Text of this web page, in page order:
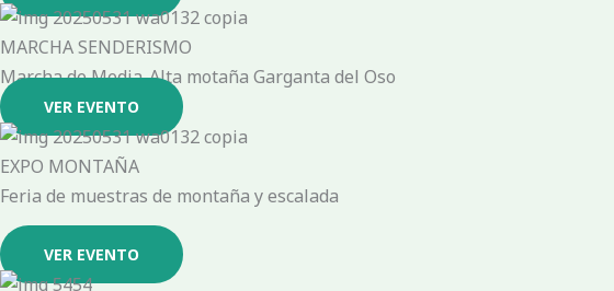
MARCHA SENDERISMO
Marcha de Media-Alta motaña Garganta del Oso
VER EVENTO
EXPO MONTAÑA
Feria de muestras de montaña y escalada
VER EVENTO